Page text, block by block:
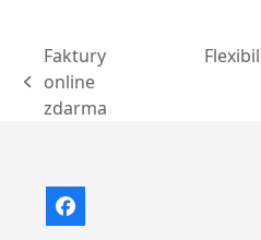
previous
post:
Faktury
online
zdarma
Facebook